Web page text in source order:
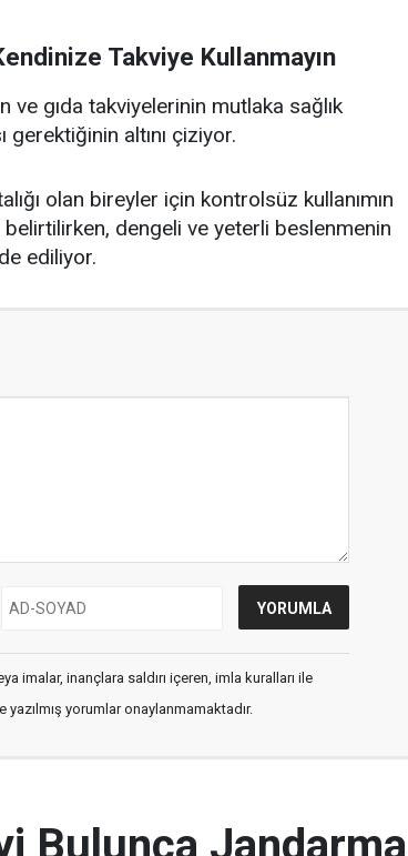
Takviye Kullanmayın
ve gıda takviyelerinin mutlaka sağlık
altını çiziyor.
olan bireyler için kontrolsüz kullanımın
dengeli ve yeterli beslenmenin
ediliyor.
imalar, inançlara saldırı içeren, imla kuralları ile
yorumlar onaylanmamaktadır.
Bulunca Jandarma